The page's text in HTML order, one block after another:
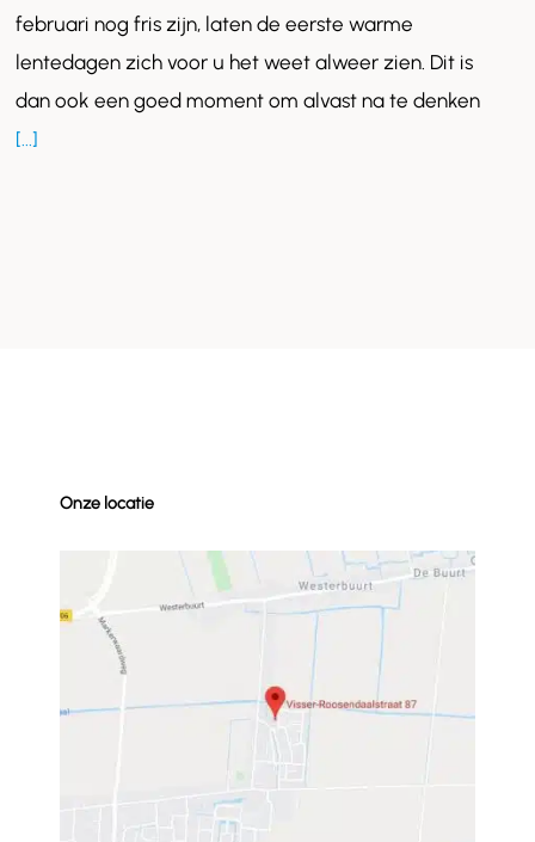
past
bij
een
schuin
dakraam?
februari nog fris zijn, laten de eerste warme
lentedagen zich voor u het weet alweer zien. Dit is
dan ook een goed moment om alvast na te denken
[...]
Onze locatie